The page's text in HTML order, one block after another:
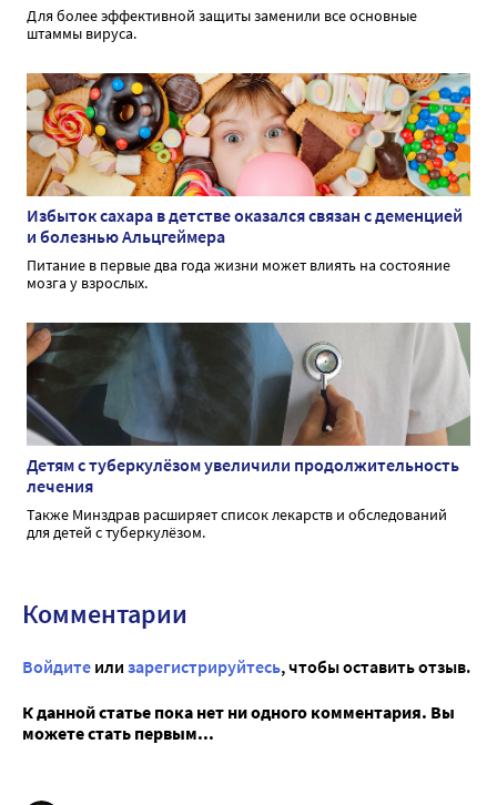
Для более эффективной защиты заменили все основные
штаммы вируса.
Избыток сахара в детстве оказался связан с деменцией
и болезнью Альцгеймера
Питание в первые два года жизни может влиять на состояние
мозга у взрослых.
Детям с туберкулёзом увеличили продолжительность
лечения
Также Минздрав расширяет список лекарств и обследований
для детей с туберкулёзом.
Комментарии
Войдите или зарегистрируйтесь, чтобы оставить отзыв.
К данной статье пока нет ни одного комментария. Вы
можете стать первым...